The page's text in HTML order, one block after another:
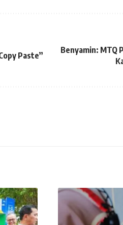
Paste”
Benyamin: MTQ